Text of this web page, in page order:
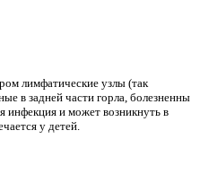
лимфатические узлы (так
в задней части горла, болезненны
инфекция и может возникнуть в
у детей.